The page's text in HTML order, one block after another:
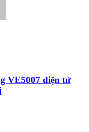
VE5007 điện tử